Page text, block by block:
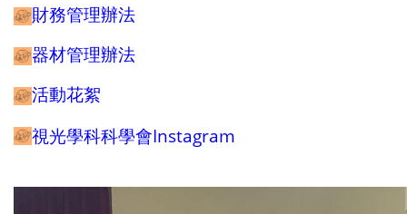
財務管理辦法
器材管理辦法
活動花絮
視光學科科學會Instagram